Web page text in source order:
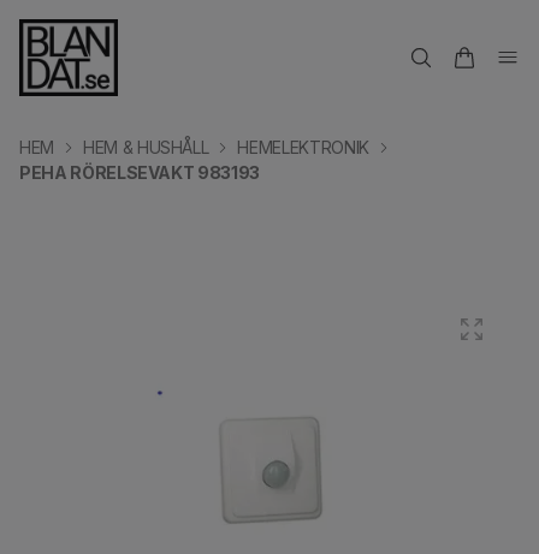
HEM HEM & HUSHÅLL
HEMELEKTRONIK
PEHA RÖRELSEVAKT 983193